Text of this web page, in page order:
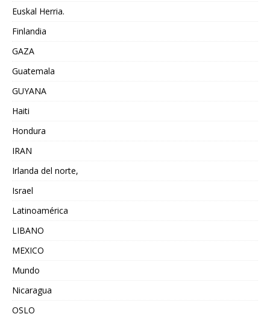
Euskal Herria.
Finlandia
GAZA
Guatemala
GUYANA
Haiti
Hondura
IRAN
Irlanda del norte,
Israel
Latinoamérica
LIBANO
MEXICO
Mundo
Nicaragua
OSLO